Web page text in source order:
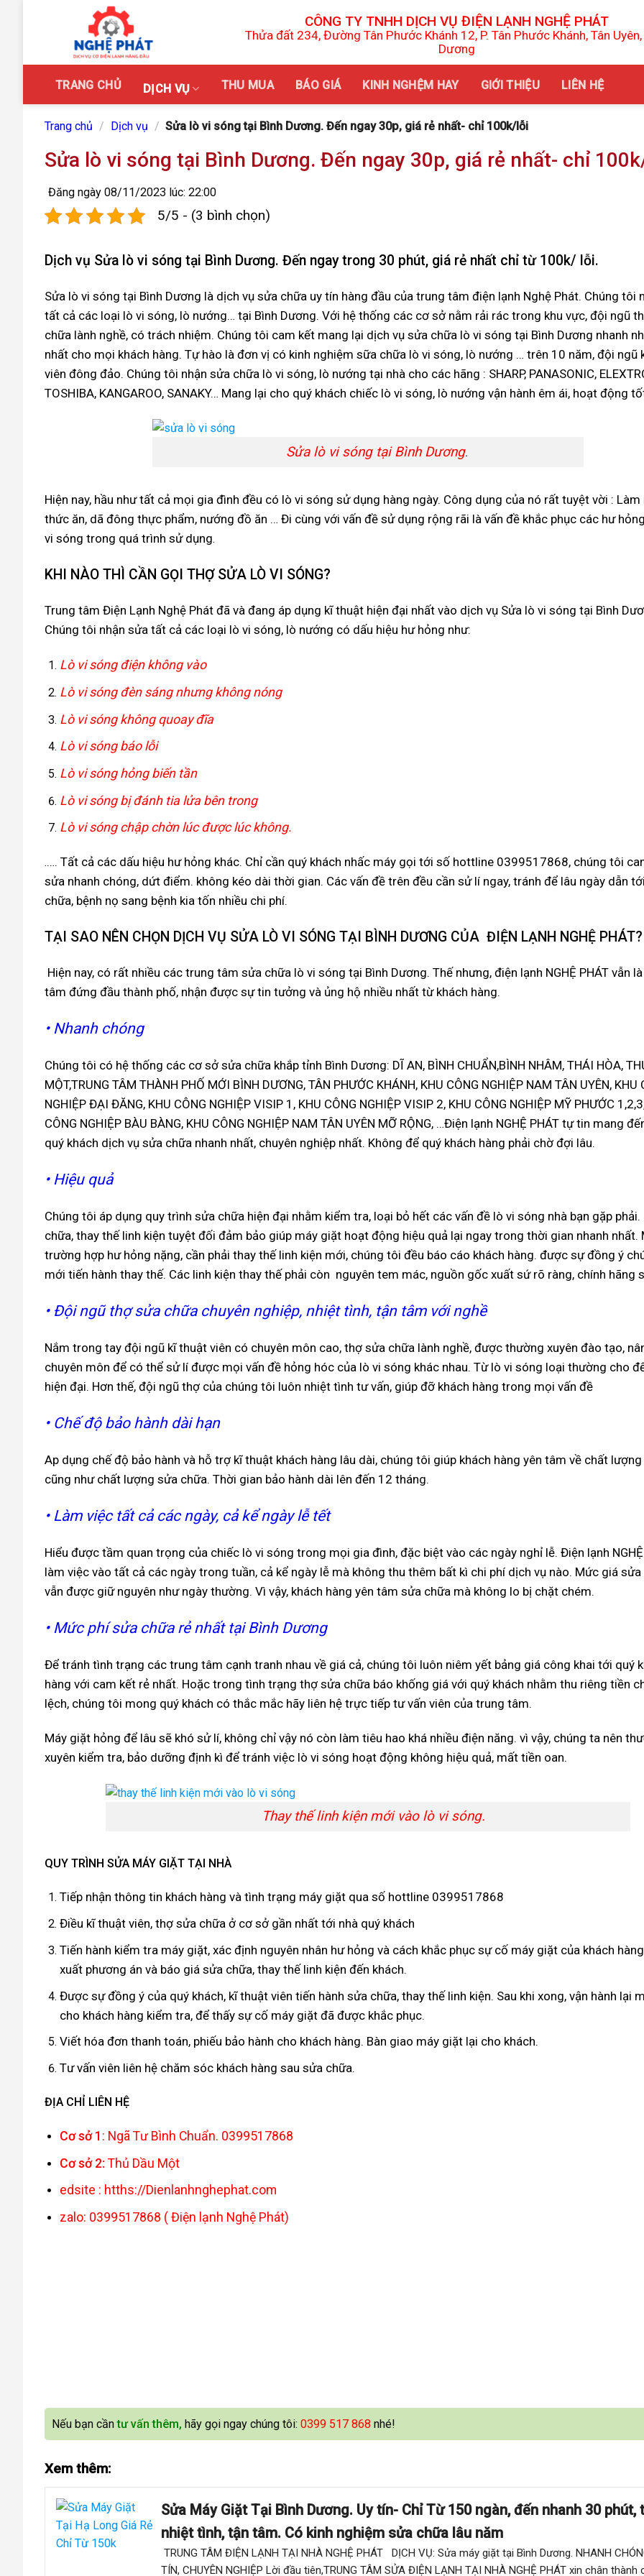
CÔNG TY TNHH DỊCH VỤ ĐIỆN LẠNH NGHỆ PHÁT
Thửa đất 234, Đường Tân Phước Khánh 12, P. Tân Phước Khánh, Tân Uyên,
Dương
TRANG CHỦ DỊCH VỤ THU MUA BÁO GIÁ KINH NGHỆM HAY GIỚI THIỆU LIÊN HỆ
Trang chủ / Dịch vụ / Sửa lò vi sóng tại Bình Dương. Đến ngay 30p, giá rẻ nhất- chỉ 100k/lỗi
Sửa lò vi sóng tại Bình Dương. Đến ngay 30p, giá rẻ nhất- chỉ
Đăng ngày 08/11/2023 lúc: 22:00
5/5 - (3 bình chọn)
Dịch vụ Sửa lò vi sóng tại Bình Dương. Đến ngay trong 30 phút, giá rẻ nhất chỉ từ 100k/ lỗi.
Sửa lò vi sóng tại Bình Dương là dịch vụ sửa chữa uy tín hàng đầu của trung tâm điện lạnh Nghệ Phát. Chúng tôi
tất cả các loại lò vi sóng, lò nướng… tại Bình Dương. Với hệ thống các cơ sở nằm rải rác trong khu vực, đội ngũ
chữa lành nghề, có trách nhiệm. Chúng tôi cam kết mang lại dịch vụ sửa chữa lò vi sóng tại Bình Dương nhanh
nhất cho mọi khách hàng. Tự hào là đơn vị có kinh nghiệm sữa chữa lò vi sóng, lò nướng … trên 10 năm, đội ngũ
viên đông đảo. Chúng tôi nhận sửa chữa lò vi sóng, lò nướng tại nhà cho các hãng : SHARP, PANASONIC,
TOSHIBA, KANGAROO, SANAKY… Mang lại cho quý khách chiếc lò vi sóng, lò nướng vận hành êm ái, hoạt động
Sửa lò vi sóng tại Bình Dương.
Hiện nay, hầu như tất cả mọi gia đình đều có lò vi sóng sử dụng hàng ngày. Công dụng của nó rất tuyệt vời : Làm
thức ăn, dã đông thực phẩm, nướng đồ ăn … Đi cùng với vấn đề sử dụng rộng rãi là vấn đề khắc phục các hư
vi sóng trong quá trình sử dụng.
KHI NÀO THÌ CẦN GỌI THỢ SỬA LÒ VI SÓNG?
Trung tâm Điện Lạnh Nghệ Phát đã và đang áp dụng kĩ thuật hiện đại nhất vào dịch vụ Sửa lò vi sóng tại Bình
Chúng tôi nhận sửa tất cả các loại lò vi sóng, lò nướng có dấu hiệu hư hỏng như:
Lò vi sóng điện không vào
Lò vi sóng đèn sáng nhưng không nóng
Lò vi sóng không quoay đĩa
Lò vi sóng báo lỗi
Lò vi sóng hỏng biến tần
Lò vi sóng bị đánh tia lửa bên trong
Lò vi sóng chập chờn lúc được lúc không.
.…. Tất cả các dấu hiệu hư hỏng khác. Chỉ cần quý khách nhấc máy gọi tới số hottline 0399517868, chúng tôi
sửa nhanh chóng, dứt điểm. không kéo dài thời gian. Các vấn đề trên đều cần sử lí ngay, tránh để lâu ngày dẫn
chữa, bệnh nọ sang bệnh kia tốn nhiều chi phí.
TẠI SAO NÊN CHỌN DỊCH VỤ SỬA LÒ VI SÓNG TẠI BÌNH DƯƠNG CỦA ĐIỆN LẠNH NGHỆ PHÁT?
Hiện nay, có rất nhiều các trung tâm sửa chữa lò vi sóng tại Bình Dương. Thế nhưng, điện lạnh NGHỆ PHÁT vẫn
tâm đứng đầu thành phố, nhận được sự tin tưởng và ủng hộ nhiều nhất từ khách hàng.
• Nhanh chóng
Chúng tôi có hệ thống các cơ sở sửa chữa khắp tỉnh Bình Dương: DĨ AN, BÌNH CHUẨN,BÌNH NHÂM, THÁI HÒA,
MỘT,TRUNG TÂM THÀNH PHỐ MỚI BÌNH DƯƠNG, TÂN PHƯỚC KHÁNH, KHU CÔNG NGHIỆP NAM TÂN UYÊN, KHU
NGHIỆP ĐẠI ĐĂNG, KHU CÔNG NGHIỆP VISIP 1, KHU CÔNG NGHIỆP VISIP 2, KHU CÔNG NGHIỆP MỸ PHƯỚC
CÔNG NGHIỆP BÀU BÀNG, KHU CÔNG NGHIỆP NAM TÂN UYÊN MỠ RỘNG, …Điện lạnh NGHỆ PHÁT tự tin mang
quý khách dịch vụ sửa chữa nhanh nhất, chuyên nghiệp nhất. Không để quý khách hàng phải chờ đợi lâu.
• Hiệu quả
Chúng tôi áp dụng quy trình sửa chữa hiện đại nhằm kiểm tra, loại bỏ hết các vấn đề lò vi sóng nhà bạn gặp phải.
chữa, thay thế linh kiện tuyệt đối đảm bảo giúp máy giặt hoạt động hiệu quả lại ngay trong thời gian nhanh nhất.
trường hợp hư hỏng nặng, cần phải thay thế linh kiện mới, chúng tôi đều báo cáo khách hàng. được sự đồng ý
mới tiến hành thay thế. Các linh kiện thay thế phải còn nguyên tem mác, nguồn gốc xuất sứ rõ ràng, chính hãng
• Đội ngũ thợ sửa chữa chuyên nghiệp, nhiệt tình, tận tâm với nghề
Nắm trong tay đội ngũ kĩ thuật viên có chuyên môn cao, thợ sửa chữa lành nghề, được thường xuyên đào tạo,
chuyên môn để có thể sử lí được mọi vấn đề hỏng hóc của lò vi sóng khác nhau. Từ lò vi sóng loại thường cho
hiện đại. Hơn thế, đội ngũ thợ của chúng tôi luôn nhiệt tình tư vấn, giúp đỡ khách hàng trong mọi vấn đề
• Chế độ bảo hành dài hạn
Ap dụng chế độ bảo hành và hỗ trợ kĩ thuật khách hàng lâu dài, chúng tôi giúp khách hàng yên tâm về chất
cũng như chất lượng sửa chữa. Thời gian bảo hành dài lên đến 12 tháng.
• Làm việc tất cả các ngày, cả kể ngày lễ tết
Hiểu được tầm quan trọng của chiếc lò vi sóng trong mọi gia đình, đặc biệt vào các ngày nghỉ lễ. Điện lạnh NGHỆ
làm việc vào tất cả các ngày trong tuần, cả kể ngày lễ mà không thu thêm bất kì chi phí dịch vụ nào. Mức giá
vẫn được giữ nguyên như ngày thường. Vì vậy, khách hàng yên tâm sửa chữa mà không lo bị chặt chém.
• Mức phí sửa chữa rẻ nhất tại Bình Dương
Để tránh tình trạng các trung tâm cạnh tranh nhau về giá cả, chúng tôi luôn niêm yết bảng giá công khai tới quý
hàng với cam kết rẻ nhất. Hoặc trong tình trạng thợ sửa chữa báo khống giá với quý khách nhằm thu riêng tiền
lệch, chúng tôi mong quý khách có thắc mắc hãy liên hệ trực tiếp tư vấn viên của trung tâm.
Máy giặt hỏng để lâu sẽ khó sử lí, không chỉ vậy nó còn làm tiêu hao khá nhiều điện năng. vì vậy, chúng ta nên
xuyên kiểm tra, bảo dưỡng định kì để tránh việc lò vi sóng hoạt động không hiệu quả, mất tiền oan.
Thay thế linh kiện mới vào lò vi sóng.
QUY TRÌNH SỬA MÁY GIẶT TẠI NHÀ
Tiếp nhận thông tin khách hàng và tình trạng máy giặt qua số hottline 0399517868
Điều kĩ thuật viên, thợ sửa chữa ở cơ sở gần nhất tới nhà quý khách
Tiến hành kiểm tra máy giặt, xác định nguyên nhân hư hỏng và cách khắc phục sự cố máy giặt của khách
xuất phương án và báo giá sửa chữa, thay thế linh kiện đến khách.
Được sự đồng ý của quý khách, kĩ thuật viên tiến hành sửa chữa, thay thế linh kiện. Sau khi xong, vận hành lại
cho khách hàng kiểm tra, để thấy sự cố máy giặt đã được khắc phục.
Viết hóa đơn thanh toán, phiếu bảo hành cho khách hàng. Bàn giao máy giặt lại cho khách.
Tư vấn viên liên hệ chăm sóc khách hàng sau sửa chữa.
ĐỊA CHỈ LIÊN HỆ
Cơ sở 1 : Ngã Tư Bình Chuẩn. 0399517868
Cơ sở 2: Thủ Dầu Một
edsite : htths://Dienlanhnghephat.com
zalo: 0399517868 ( Điện lạnh Nghệ Phát)
Nếu bạn cầntư vấn thêm, hãy gọi ngay chúng tôi: 0399 517 868 nhé!
Xem thêm:
Sửa Máy Giặt Tại Bình Dương. Uy tín- Chỉ Từ 150 ngàn, đến nhanh 30 phút,
nhiệt tình, tận tâm. Có kinh nghiệm sửa chữa lâu năm
TRUNG TÂM ĐIỆN LẠNH TẠI NHÀ NGHỆ PHÁT DỊCH VỤ: Sửa máy giặt tại Bình Dương. NHANH
TÍN, CHUYÊN NGHIỆP Lời đầu tiên,TRUNG TÂM SỬA ĐIỆN LẠNH TẠI NHÀ NGHỆ PHÁT xin chân thành